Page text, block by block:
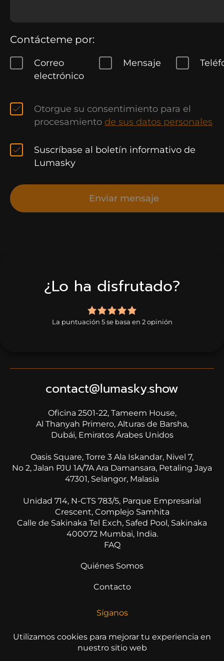
Contácteme por:
Correo
electrónico
Mensaje
Otorgue su consentimiento para el
procesamiento de sus datos personales
Suscríbase al boletín informativo de
Lumasky
Enviar mensaje
¿Lo ha disfrutado?
5,0
rating
La puntuación 5 se basa en 2 opinión
Utilizamos cookies para mejorar tu experiencia en
nuestro sitio web
contact@lumasky.show
Oficina 2501-22, Tameem House,
​​​​​​​Al Thanyah Primero, Alturas de Barsha,
Dubái, Emiratos Árabes Unidos
Oasis Square, Torre 3 Ala Iskandar, Nivel 7,
No 2, Jalan PJU 1A/7A Ara Damansara, Petaling Jaya
47301, Selangor, Malasia
Unidad 714, N-CTS 783/5, Parque Empresarial
Crescent, Complejo Samhita
Calle de Sakinaka Tel Exch, Safed Pool, Sakinaka
400072 Mumbai, India.
FAQ
Quiénes Somos
Contacto
Síganos